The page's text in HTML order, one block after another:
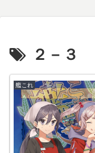
２－３
艦これ